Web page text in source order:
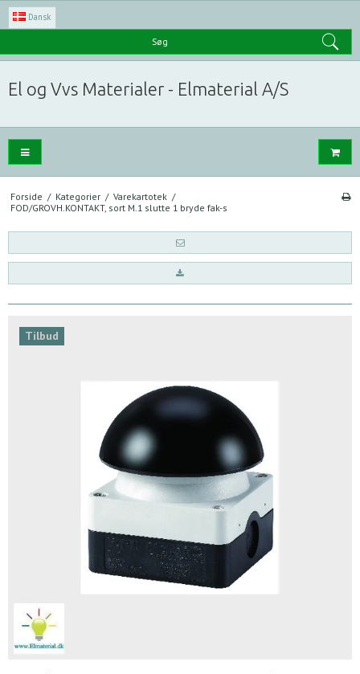
Dansk
Søg
El og Vvs Materialer - Elmaterial A/S
Forside / Kategorier / Varekartotek /
FOD/GROVH.KONTAKT, sort M.1 slutte 1 bryde fak-s
Tilbud